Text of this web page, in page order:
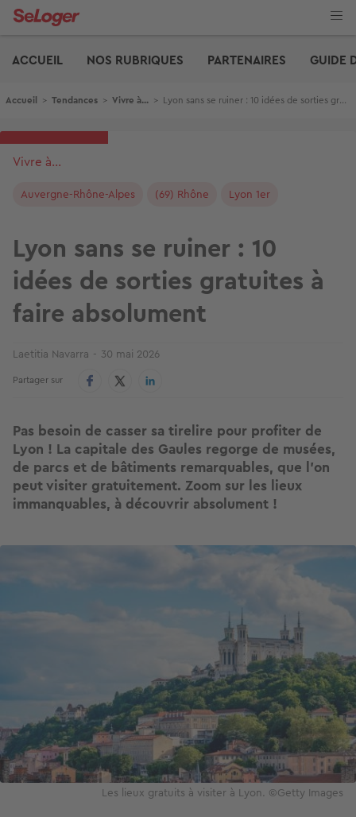
Aller
ACCUEIL
NOS RUBRIQUES PARTENAIRES GUIDE
Fil d'Ariane
Accueil > Tendances > Vivre à... > Lyon sans se ruiner : 10 idées de sorties gratuites à faire absolument
Vivre à...
Auvergne-Rhône-Alpes (69) Rhône Lyon 1er
Lyon sans se ruiner : 10
idées de sorties gratuites à
faire absolument
Laetitia Navarra 30 mai 2026
Partager sur
Pas besoin de casser sa tirelire pour profiter de
Lyon ! La capitale des Gaules regorge de musées,
de parcs et de bâtiments remarquables, que l'on
peut visiter gratuitement. Zoom sur les lieux
immanquables, à découvrir absolument !
Image
Les lieux gratuits à visiter à Lyon. ©Getty Images